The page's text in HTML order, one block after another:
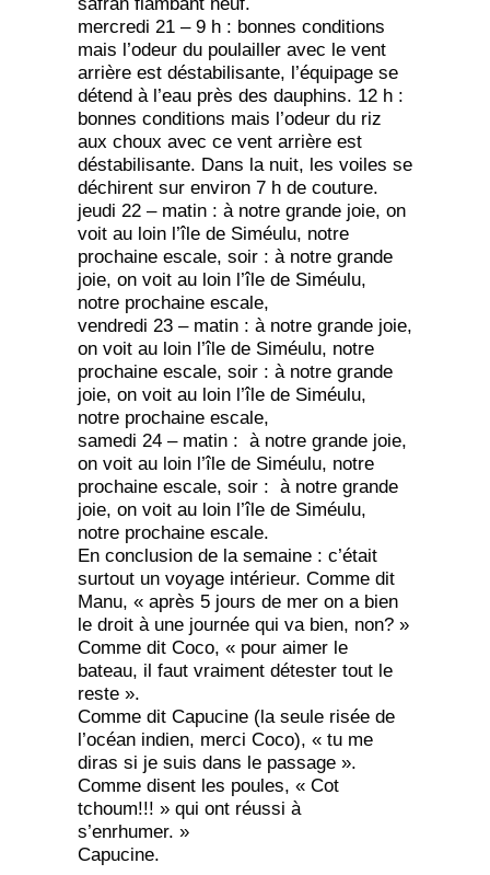
mercredi 21 – 9 h : bonnes conditions
mais l’odeur du poulailler avec le vent
arrière est déstabilisante, l’équipage se
détend à l’eau près des dauphins. 12 h :
bonnes conditions mais l’odeur du riz
aux choux avec ce vent arrière est
déstabilisante. Dans la nuit, les voiles se
déchirent sur environ 7 h de couture.
jeudi 22 – matin : à notre grande joie, on
voit au loin l’île de Siméulu, notre
prochaine escale, soir : à notre grande
joie, on voit au loin l’île de Siméulu,
notre prochaine escale,
vendredi 23 – matin : à notre grande joie,
on voit au loin l’île de Siméulu, notre
prochaine escale, soir : à notre grande
joie, on voit au loin l’île de Siméulu,
notre prochaine escale,
samedi 24 – matin : à notre grande joie,
on voit au loin l’île de Siméulu, notre
prochaine escale, soir : à notre grande
joie, on voit au loin l’île de Siméulu,
notre prochaine escale.
En conclusion de la semaine : c’était
surtout un voyage intérieur. Comme dit
Manu, « après 5 jours de mer on a bien
le droit à une journée qui va bien, non? »
Comme dit Coco, « pour aimer le
bateau, il faut vraiment détester tout le
reste ».
Comme dit Capucine (la seule risée de
l’océan indien, merci Coco), « tu me
diras si je suis dans le passage ».
Comme disent les poules, « Cot
tchoum!!! » qui ont réussi à
s’enrhumer. »
Capucine.